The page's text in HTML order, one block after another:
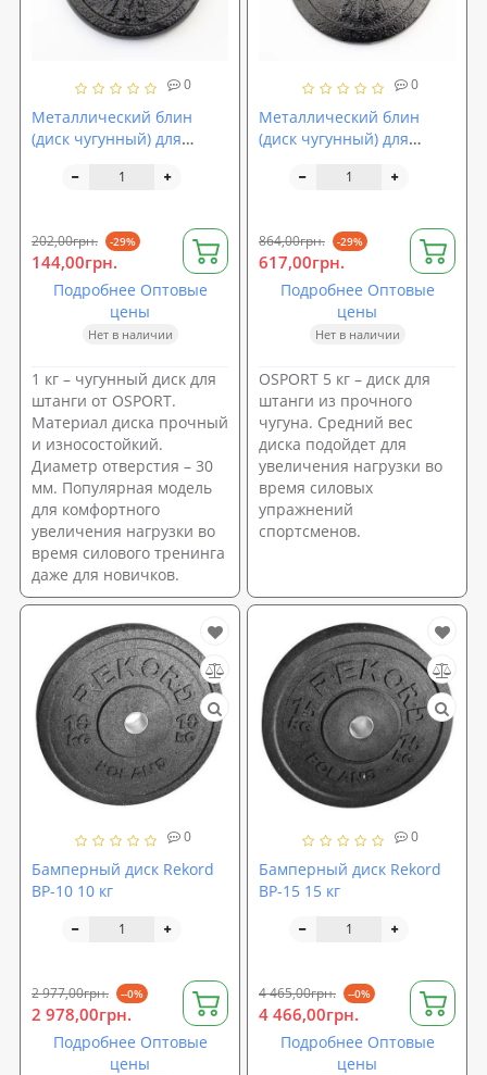
0
Металлический блин
(диск чугунный) для
гриф 25мм OSPORT 1 кг
202,00грн. -29%
144,00грн.
Подробнее Оптовые
цены
Нет в наличии
1 кг – чугунный диск для
штанги от OSPORT.
Материал диска прочный
и износостойкий.
Диаметр отверстия – 30
мм. Популярная модель
для комфортного
увеличения нагрузки во
время силового тренинга
даже для новичков.
0
Металлический блин
(диск чугунный) для
гриф 25мм OSPORT 5 кг
864,00грн. -29%
617,00грн.
Подробнее Оптовые
цены
Нет в наличии
OSPORT 5 кг – диск для
штанги из прочного
чугуна. Средний вес
диска подойдет для
увеличения нагрузки во
время силовых
упражнений
спортсменов.
0
Бамперный диск Rekord
BP-10 10 кг
2 977,00грн. --0%
2 978,00грн.
Подробнее Оптовые
цены
0
Бамперный диск Rekord
BP-15 15 кг
4 465,00грн. --0%
4 466,00грн.
Подробнее Оптовые
цены